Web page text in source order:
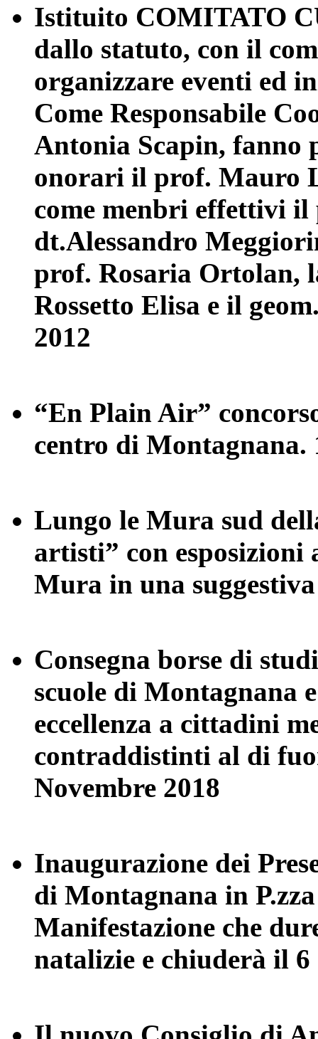
Istituito COMITATO
dallo statuto, con il
organizzare eventi ed
Come Responsabile
Antonia Scapin, fanno
onorari il prof. Mauro
come menbri effettivi
dt.Alessandro
prof. Rosaria Ortolan,
Rossetto Elisa e il
2012
“En Plain Air”
centro di Montagnana.
Lungo le Mura sud
artisti” con
Mura in una
Consegna borse di
scuole di Montagnana
eccellenza a cittadini
contraddistinti al di
Novembre 2018
Inaugurazione dei
di Montagnana in
Manifestazione che
natalizie e chiuderà il